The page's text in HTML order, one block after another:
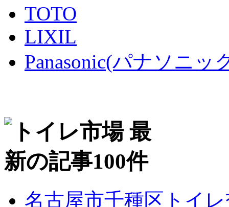
TOTO
LIXIL
Panasonic(パナソニッ
名古屋市千種区トイ